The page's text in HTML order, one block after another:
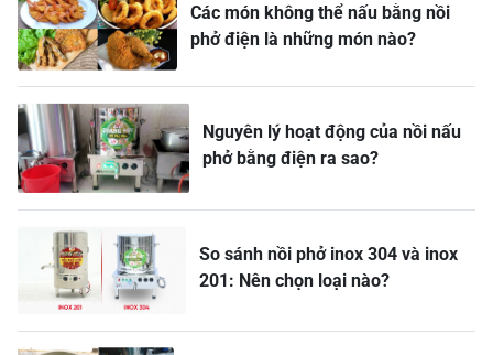
Các món không thể nấu bằng nồi
phở điện là những món nào?
Nguyên lý hoạt động của nồi nấu
phở bằng điện ra sao?
So sánh nồi phở inox 304 và inox
201: Nên chọn loại nào?